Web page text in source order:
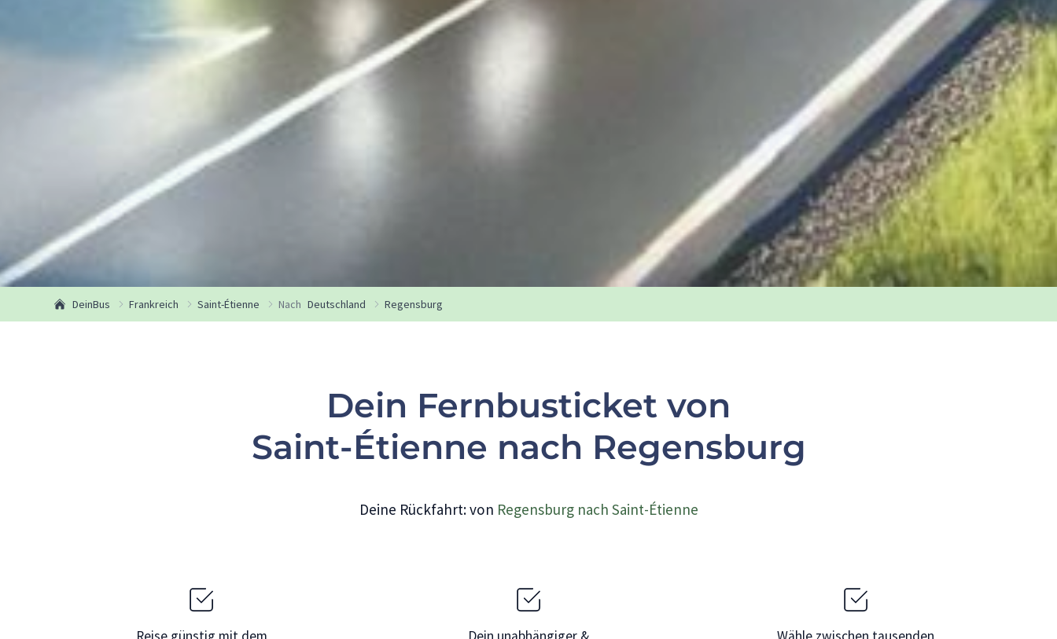
DeinBus Frankreich Saint-Étienne Nach Deutschland Regensburg
Dein Fernbusticket von
Saint-Étienne nach Regensburg
Deine Rückfahrt: von Regensburg nach Saint-Étienne